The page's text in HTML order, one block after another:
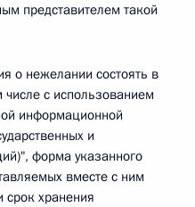
представителем такой
о нежелании состоять в
с использованием
информационной
и
форма указанного
вместе с ним
срок хранения